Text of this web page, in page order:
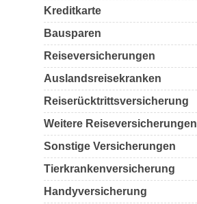
Kreditkarte
Bausparen
Reiseversicherungen
Auslandsreisekranken
Reiserücktrittsversicherung
Weitere Reiseversicherungen
Sonstige Versicherungen
Tierkrankenversicherung
Handyversicherung